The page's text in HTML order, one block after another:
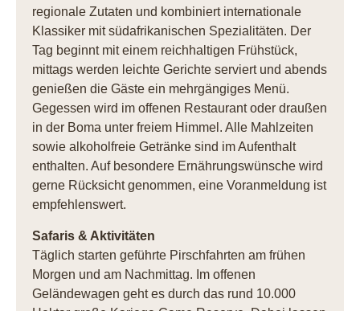
regionale Zutaten und kombiniert internationale
Klassiker mit südafrikanischen Spezialitäten. Der
Tag beginnt mit einem reichhaltigen Frühstück,
mittags werden leichte Gerichte serviert und abends
genießen die Gäste ein mehrgängiges Menü.
Gegessen wird im offenen Restaurant oder draußen
in der Boma unter freiem Himmel. Alle Mahlzeiten
sowie alkoholfreie Getränke sind im Aufenthalt
enthalten. Auf besondere Ernährungswünsche wird
gerne Rücksicht genommen, eine Voranmeldung ist
empfehlenswert.
Safaris & Aktivitäten
Täglich starten geführte Pirschfahrten am frühen
Morgen und am Nachmittag. Im offenen
Geländewagen geht es durch das rund 10.000